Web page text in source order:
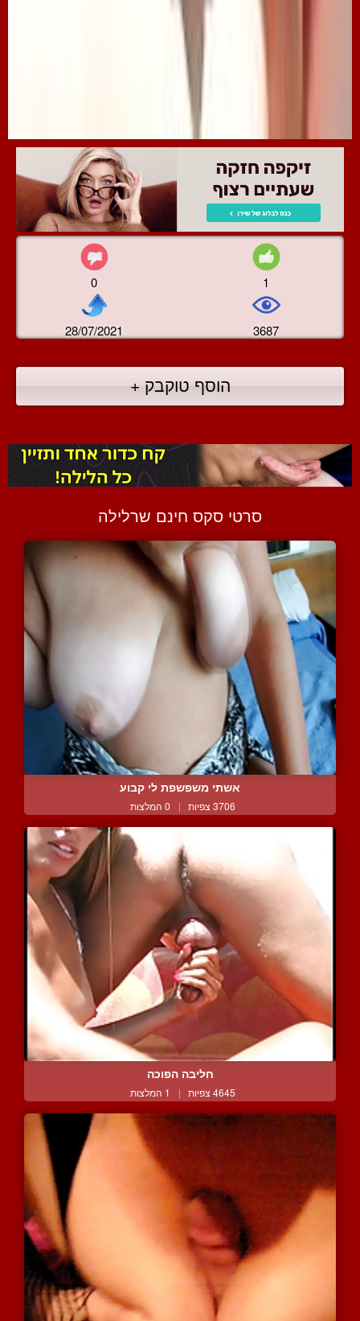
0 1
28/07/2021 3687
הוסף טוקבק +
סרטי סקס חינם שרלילה
אשתי משפשפת לי קבוע
3706 צפיות | 0 המלצות
חליבה הפוכה
4645 צפיות | 1 המלצות